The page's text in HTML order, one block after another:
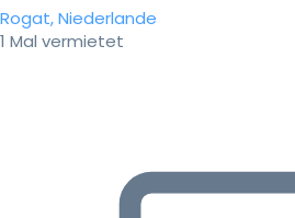
Rogat, Niederlande
1 Mal vermietet